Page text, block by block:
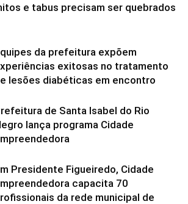
e tabus precisam ser quebrados
da prefeitura expõem
exitosas no tratamento
lesões diabéticas em encontro
de Santa Isabel do Rio
lança programa Cidade
Presidente Figueiredo, Cidade
capacita 70
da rede municipal de